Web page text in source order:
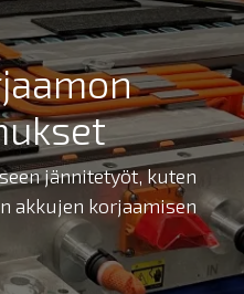
jännitetyöt, kuten
akkujen korjaamisen